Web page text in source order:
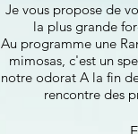
Je vous propose de
la plus grande
Au programme une
mimosas, c'est un
notre odorat A la fin
rencontre des